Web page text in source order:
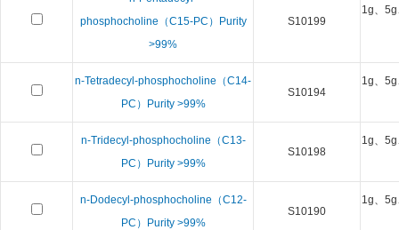
phosphocholine（C15-PC）Purity
>99%
S10199
1g、
n-Tetradecyl-phosphocholine（C14-
PC）Purity >99%
S10194
1g、
n-Tridecyl-phosphocholine（C13-
PC）Purity >99%
S10198
1g、
n-Dodecyl-phosphocholine（C12-
PC）Purity >99%
S10190
1g、